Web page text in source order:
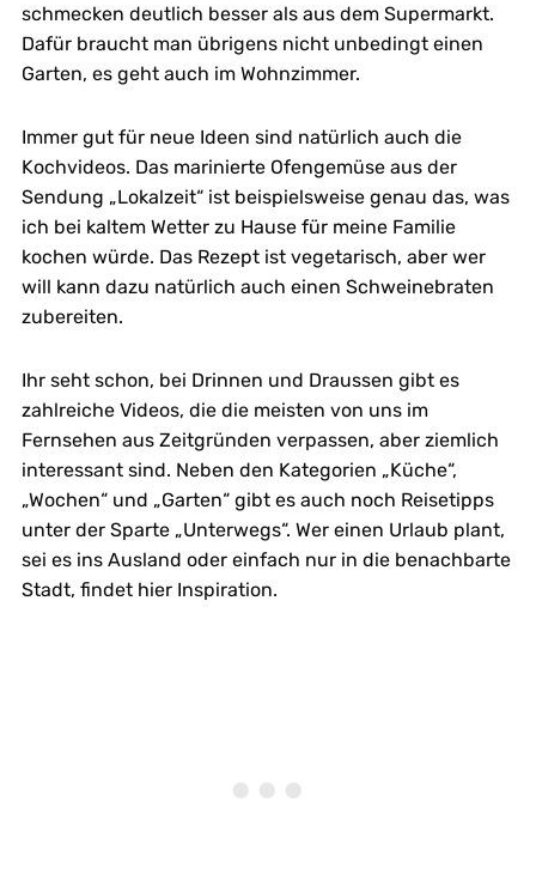
schmecken deutlich besser als aus dem Supermarkt.
Dafür braucht man übrigens nicht unbedingt einen
Garten, es geht auch im Wohnzimmer.
Immer gut für neue Ideen sind natürlich auch die
Kochvideos. Das marinierte Ofengemüse aus der
Sendung „Lokalzeit“ ist beispielsweise genau das, was
ich bei kaltem Wetter zu Hause für meine Familie
kochen würde. Das Rezept ist vegetarisch, aber wer
will kann dazu natürlich auch einen Schweinebraten
zubereiten.
Ihr seht schon, bei Drinnen und Draussen gibt es
zahlreiche Videos, die die meisten von uns im
Fernsehen aus Zeitgründen verpassen, aber ziemlich
interessant sind. Neben den Kategorien „Küche“,
„Wochen“ und „Garten“ gibt es auch noch Reisetipps
unter der Sparte „Unterwegs“. Wer einen Urlaub plant,
sei es ins Ausland oder einfach nur in die benachbarte
Stadt, findet hier Inspiration.